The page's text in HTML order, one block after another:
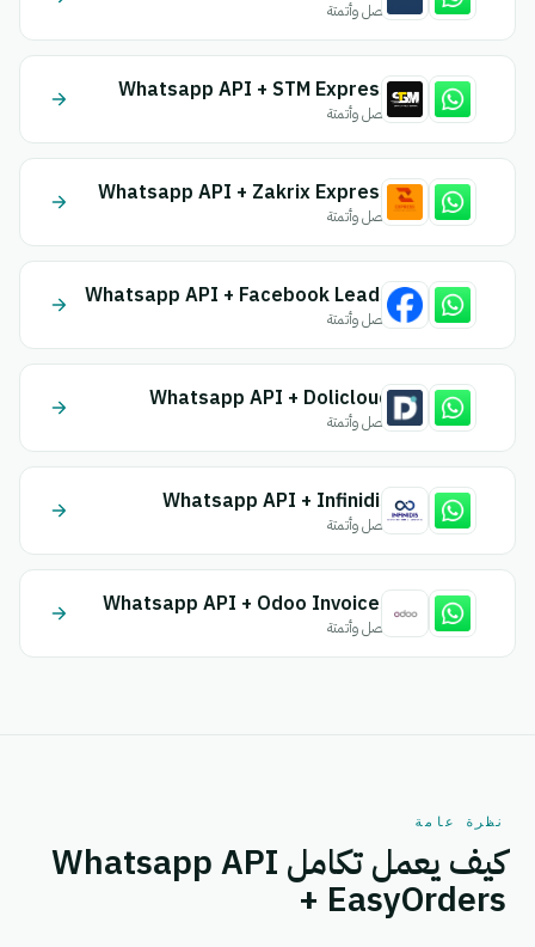
اتصل وأتمتة
Whatsapp API + STM Express
اتصل وأتمتة
Whatsapp API + Zakrix Express
اتصل وأتمتة
Whatsapp API + Facebook Leads
اتصل وأتمتة
Whatsapp API + Dolicloud
اتصل وأتمتة
Whatsapp API + Infinidis
اتصل وأتمتة
Whatsapp API + Odoo Invoices
اتصل وأتمتة
نظرة عامة
كيف يعمل تكامل Whatsapp API
+ EasyOrders